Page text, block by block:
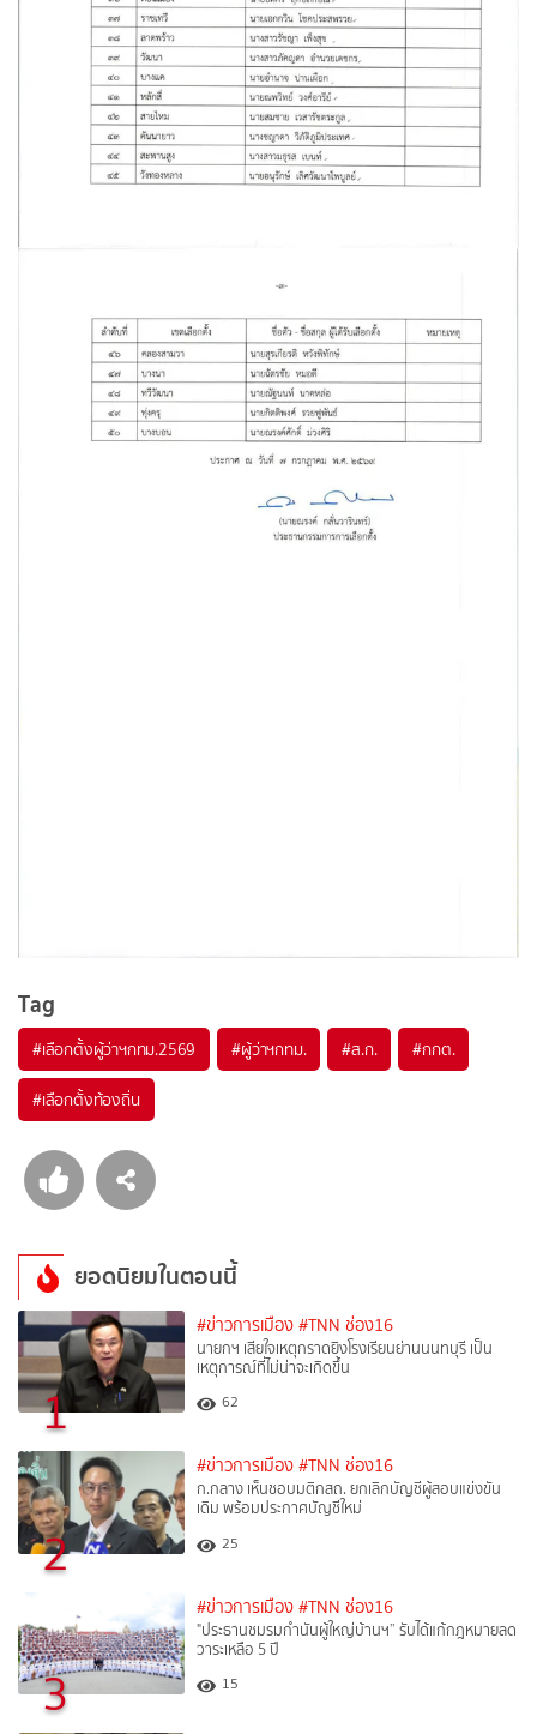
Tag
#เลือกตั้งผู้ว่าฯกทม.2569 #ผู้ว่าฯกทม. #ส.ก. #กกต.
#เลือกตั้งท้องถิ่น
ยอดนิยมในตอนนี้
1
#ข่าวการเมือง #TNN ช่อง16
นายกฯ เสียใจเหตุกราดยิงโรงเรียนย่านนนทบุรี เป็น
เหตุการณ์ที่ไม่น่าจะเกิดขึ้น
62
2
#ข่าวการเมือง #TNN ช่อง16
ก.กลาง เห็นชอบมติกสถ. ยกเลิกบัญชีผู้สอบแข่งขัน
เดิม พร้อมประกาศบัญชีใหม่
25
3
#ข่าวการเมือง #TNN ช่อง16
"ประธานชมรมกำนันผู้ใหญ่บ้านฯ” รับได้แก้กฎหมายลด
วาระเหลือ 5 ปี
15